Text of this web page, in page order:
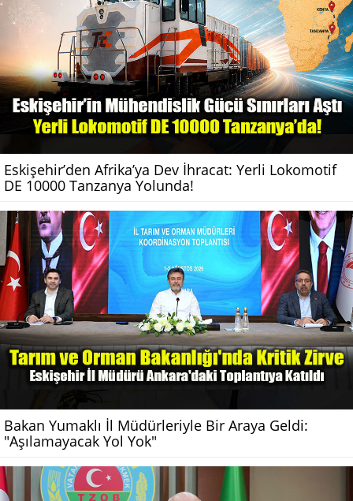
Eskişehir’den Afrika’ya Dev İhracat: Yerli Lokomotif
DE 10000 Tanzanya Yolunda!
Bakan Yumaklı İl Müdürleriyle Bir Araya Geldi:
"Aşılamayacak Yol Yok"